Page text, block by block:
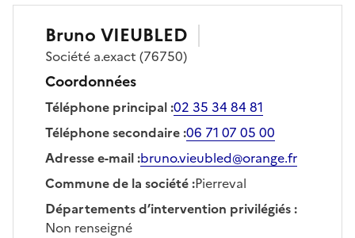
Bruno VIEUBLED
Société a.exact (76750)
Coordonnées
Téléphone principal:02 35 34 84 81
Téléphone secondaire:06 71 07 05 00
Adresse e-mail:bruno.vieubled@orange.fr
Commune de la société:Pierreval
Départements d’intervention privilégiés:
Non renseigné